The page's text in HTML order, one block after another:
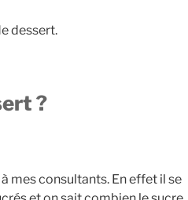
dessert.
?
mes consultants. En effet il se